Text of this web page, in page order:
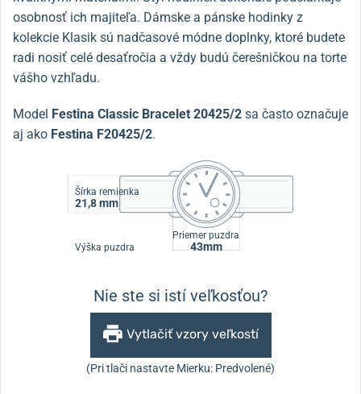
osobnosť ich majiteľa. Dámske a pánske hodinky z
kolekcie Klasik sú nadčasové módne doplnky, ktoré budete
radi nosiť celé desaťročia a vždy budú čerešničkou na torte
vášho vzhľadu.
Model Festina Classic Bracelet 20425/2 sa často označuje
aj ako Festina F20425/2.
Šírka remienka
21,8 mm
Výška puzdra
Priemer puzdra
43mm
Nie ste si istí veľkosťou?
Vytlačiť vzory veľkostí
(Pri tlači nastavte Mierku: Predvolené)